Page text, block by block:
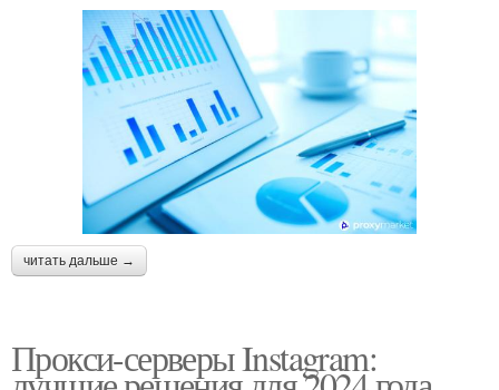
читать дальше →
Прокси-серверы Instagram: